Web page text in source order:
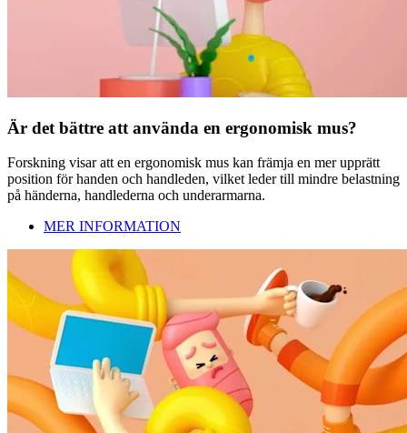
Är det bättre att använda en ergonomisk mus?
Forskning visar att en ergonomisk mus kan främja en mer upprätt
position för handen och handleden, vilket leder till mindre belastning
på händerna, handlederna och underarmarna.
MER INFORMATION